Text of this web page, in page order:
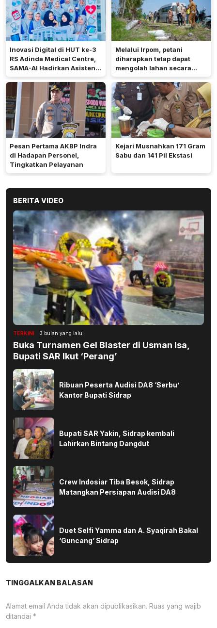
Inovasi Digital di HUT ke-3
RS Adinda Medical Centre,
SAMA-AI Hadirkan Asisten
Gizi Berbasis AI
Melalui Irpom, petani
diharapkan tetap dapat
mengolah lahan secara
optimal meski di tengah
keterbatasan air.
Pesan Pertama AKBP Indra
di Hadapan Personel,
Tingkatkan Pelayanan
Kejari Musnahkan 171 Gram
Sabu dan 141 Pil Ekstasi
BERITA VIDEO
TERKINI 3 bulan yang lalu
Buka Turnamen Gel Blaster di Usman Isa,
Bupati SAR Ikut ‘Perang’
Ribuan Peserta Audisi DA8 ‘Serbu’
Kantor Bupati Sidrap
Bupati SAR Yakin, Sidrap kembali
Lahirkan Bintang Dangdut
Crew Indosiar Tiba Besok, Sidrap
Matangkan Persiapan Audisi DA8
Duet Selfi Yamma dan A. Syaqirah Bakal
‘Guncang’ Sidrap
TINGGALKAN BALASAN
Alamat email Anda tidak akan dipublikasikan. Ruas yang wajib
ditandai *